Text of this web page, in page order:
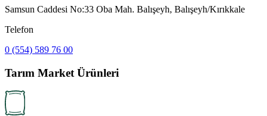
Samsun Caddesi No:33 Oba Mah. Balışeyh, Balışeyh/Kırıkkale
Telefon
0 (554) 589 76 00
Tarım Market Ürünleri